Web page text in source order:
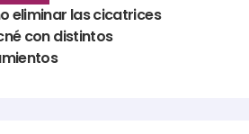
eliminar las cicatrices
con distintos